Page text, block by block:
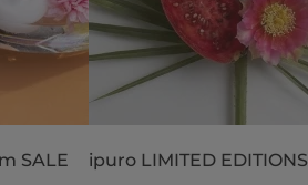
SALE
ipuro LIMITED EDITIONS